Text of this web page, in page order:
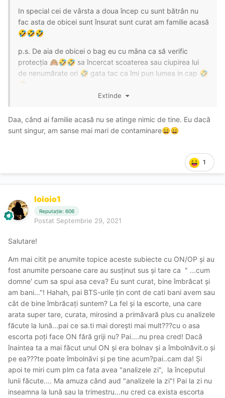
In special cei de vârsta a doua încep cu sunt bătrân nu
fac asta de obicei sunt însurat sunt curat am familie acasă
🤣🤣🤣
p.s. De aia de obicei o bag eu cu mâna ca să verific
protecția 🙈🤣🤣 sa încercat scoaterea sau ciupirea lui
de nenumărate ori 🤣 gata tac ca îmi pun lumea in cap 🤣
Extinde
Daa, când ai familie acasă nu se atinge nimic de tine. Eu dacă
sunt singur, am sanse mai mari de contaminare😄😄
1
Ioioio1
Reputație: 606
Postat Septembrie 29, 2021
Salutare!
Am mai citit pe anumite topice aceste subiecte cu ON/OP și au
fost anumite persoane care au susținut sus și tare ca " ...cum
domne' cum sa spui asa ceva? Eu sunt curat, bine îmbrăcat și
am bani..."! Hahah, pai BTS-urile țin cont de cati bani avem sau
cât de bine îmbrăcați suntem? La fel și la escorte, una care
arata super tare, curata, mirosind a primăvară plus cu analizele
făcute la lună...pai ce sa.ti mai dorești mai mult???cu o asa
escorta poți face ON fără griji nu? Pai....nu prea cred! Dacă
înaintea ta a mai făcut unul ON și era bolnav și a îmbolnăvit.o și
pe ea???te poate îmbolnăvi și pe tine acum?pai..cam da! Și
apoi te miri cum plm ca fata avea "analizele zi", la începutul
lunii făcute.... Ma amuza când aud "analizele la zi"! Pai la zi nu
inseamna la lună sau la trimestru...nu cred ca exista escorta